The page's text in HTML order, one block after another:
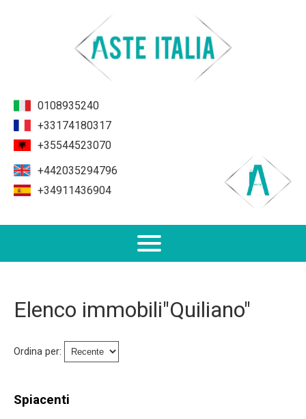
0108935240
+33174180317
+35544523070
+442035294796
+34911436904
Immobili Preasta
Immobili All'asta
Elenco immobili"Quiliano"
Ordina per:
Spiacenti